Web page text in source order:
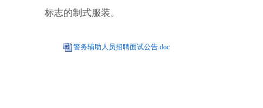
标志的制式服装。
警务辅助人员招聘面试公告.doc